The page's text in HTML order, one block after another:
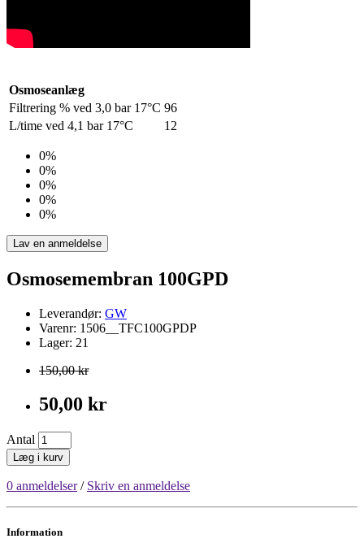
Osmoseanlæg
Filtrering % ved 3,0 bar 17°C 96
L/time ved 4,1 bar 17°C
12
0%
0%
0%
0%
0%
Lav en anmeldelse
Osmosemembran 100GPD
Leverandør: GW
Varenr: 1506__TFC100GPDP
Lager: 21
150,00 kr
50,00 kr
Antal
Læg i kurv
0 anmeldelser/ Skriv en anmeldelse
Information